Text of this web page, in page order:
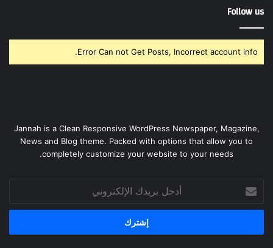
Follow us
Error Can not Get Posts, Incorrect account info.
Jannah is a Clean Responsive WordPress Newspaper, Magazine,
News and Blog theme. Packed with options that allow you to
completely customize your website to your needs.
بريدك
الإلكتروني